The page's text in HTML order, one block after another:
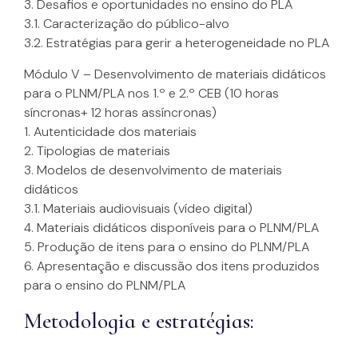
3. Desafios e oportunidades no ensino do PLA
3.1. Caracterização do público-alvo
3.2. Estratégias para gerir a heterogeneidade no PLA
Módulo V – Desenvolvimento de materiais didáticos
para o PLNM/PLA nos 1.º e 2.º CEB (10 horas
síncronas+ 12 horas assíncronas)
1. Autenticidade dos materiais
2. Tipologias de materiais
3. Modelos de desenvolvimento de materiais
didáticos
3.1. Materiais audiovisuais (vídeo digital)
4. Materiais didáticos disponíveis para o PLNM/PLA
5. Produção de itens para o ensino do PLNM/PLA
6. Apresentação e discussão dos itens produzidos
para o ensino do PLNM/PLA
Metodologia e estratégias: